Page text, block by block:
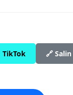
TikTok 🔗